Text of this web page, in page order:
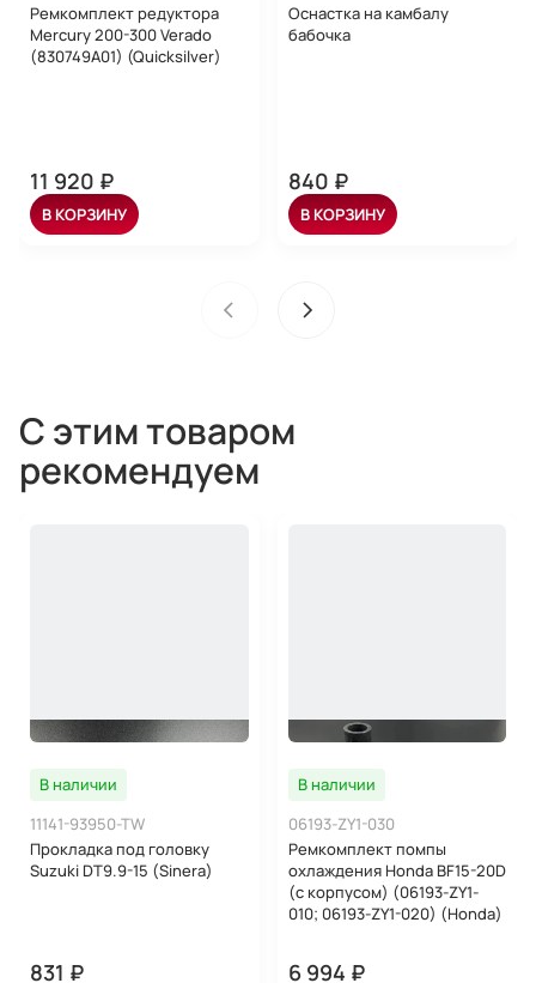
Ремкомплект редуктора
Mercury 200-300 Verado
(830749A01) (Quicksilver)
11 920 ₽
В КОРЗИНУ
Оснастка на камбалу
бабочка
840 ₽
В КОРЗИНУ
С этим товаром
рекомендуем
В наличии
11141-93950-TW
Прокладка под головку
Suzuki DT9.9-15 (Sinera)
831 ₽
В наличии
06193-ZY1-030
Ремкомплект помпы
охлаждения Honda BF15-20D
(с корпусом) (06193-ZY1-
010; 06193-ZY1-020) (Honda)
6 994 ₽